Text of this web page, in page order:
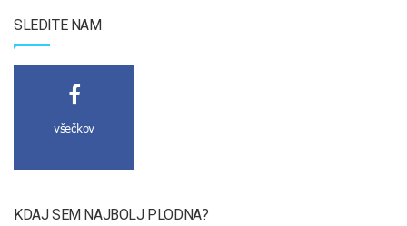
SLEDITE NAM
všečkov
KDAJ SEM NAJBOLJ PLODNA?